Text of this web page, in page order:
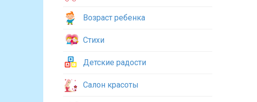
Возраст ребенка
Стихи
Детские радости
Салон красоты